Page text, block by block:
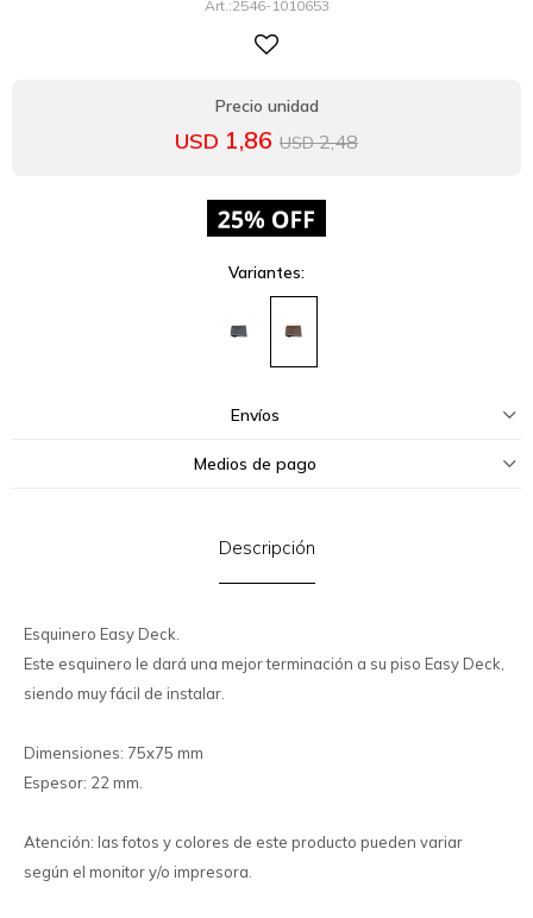
2546-1010653
USD 1,86 USD 2,48
Variantes:
Envíos
Medios de pago
Descripción
Esquinero Easy Deck.
Este esquinero le dará una mejor terminación a su piso Easy Deck,
siendo muy fácil de instalar.
Dimensiones: 75x75 mm
Espesor: 22 mm.
Atención: las fotos y colores de este producto pueden variar
según el monitor y/o impresora.